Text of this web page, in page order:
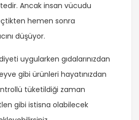
Ancak insan vücudu
hemen sonra
düşüyor.
uygularken gıdalarınızdan
gibi ürünleri hayatınızdan
tüketildiği zaman
gibi istisna olabilecek